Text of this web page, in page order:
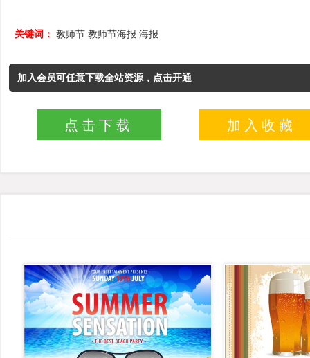
关键词： 教师节 教师节海报 海报
加入会员可任意下载全站资源，点击开通
点击下载 加入收藏